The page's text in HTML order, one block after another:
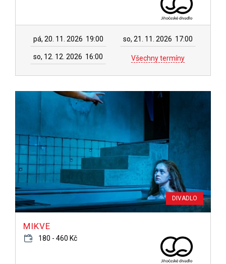
pá, 20. 11. 2026 19:00 so, 21. 11. 2026 17:00
so, 12. 12. 2026 16:00 Všechny termíny
DIVADLO
MIKVE
180 - 460 Kč